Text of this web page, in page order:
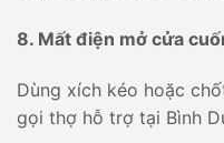
8. Mất điện mở cửa
Dùng xích kéo hoặc
gọi thợ hỗ trợ tại Bình